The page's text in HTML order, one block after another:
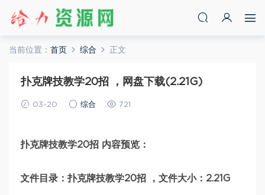
当前位置： 首页 综合 正文
扑克牌技教学20招 ，网盘下载(2.21G)
03-20 综合 721
扑克牌技教学20招 内容预览：
文件目录：扑克牌技教学20招 ，文件大小：2.21G